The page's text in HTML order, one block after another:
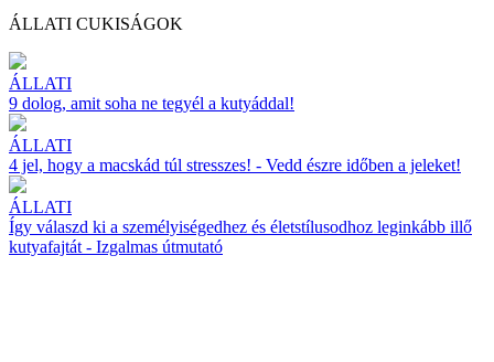
ÁLLATI CUKISÁGOK
ÁLLATI
9 dolog, amit soha ne tegyél a kutyáddal!
ÁLLATI
4 jel, hogy a macskád túl stresszes! - Vedd észre időben a jeleket!
ÁLLATI
Így válaszd ki a személyiségedhez és életstílusodhoz leginkább illő
kutyafajtát - Izgalmas útmutató